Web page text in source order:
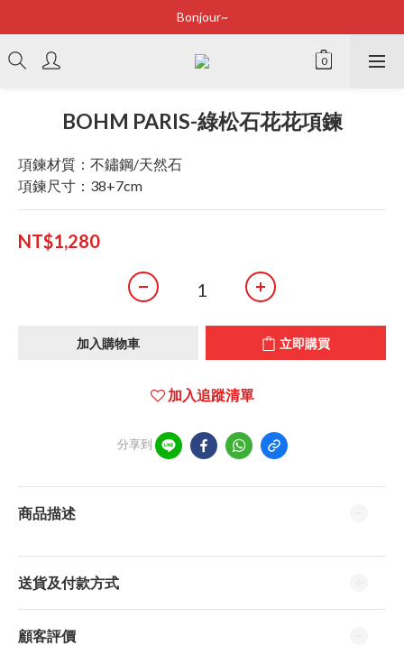
Bonjour~
Bonjour~
立即加入會員享有100元購物金
Bonjour~
BOHM PARIS-綠松石花花項鍊
項鍊材質：不鏽鋼/天然石
項鍊尺寸：38+7cm
NT$1,280
加入購物車 立即購買
加入追蹤清單
分享到
商品描述
送貨及付款方式
顧客評價